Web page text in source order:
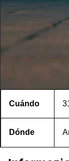
Cuándo
Dónde